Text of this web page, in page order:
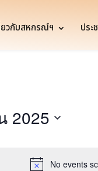
ยวกับสหกรณ์ฯ ประ
No events
2025